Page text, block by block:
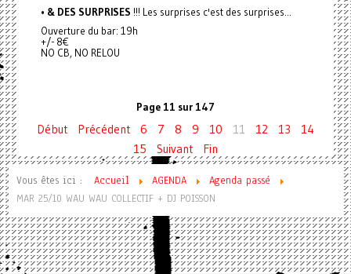
• & DES SURPRISES !!! Les surprises c'est des surprises...
Ouverture du bar: 19h
+/- 8€
NO CB, NO RELOU
Page 11 sur 147
Début Précédent 6 7 8 9 10 11 12 13
14
15
Suivant Fin
Vous êtes ici : Accueil AGENDA
Agenda passé
MAR 25/10 WAU WAU COLLECTIF + DJ POISSON